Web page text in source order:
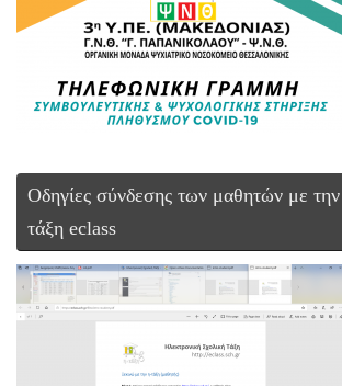
Οδηγίες σύνδεσης των μαθητών με την
τάξη eclass